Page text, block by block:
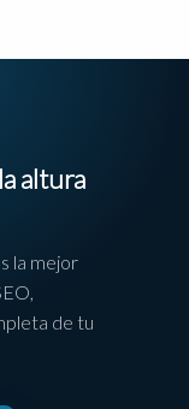
altura
la mejor
de tu